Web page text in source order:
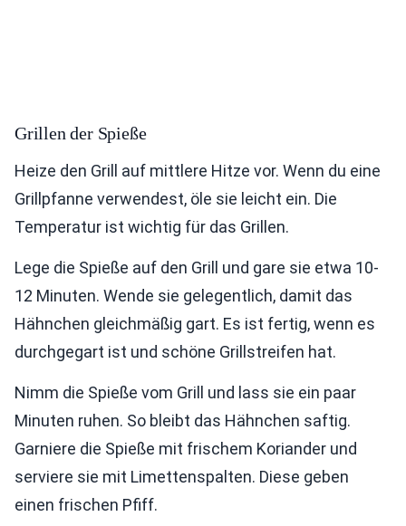
Grillen der Spieße
Heize den Grill auf mittlere Hitze vor. Wenn du eine
Grillpfanne verwendest, öle sie leicht ein. Die
Temperatur ist wichtig für das Grillen.
Lege die Spieße auf den Grill und gare sie etwa 10-
12 Minuten. Wende sie gelegentlich, damit das
Hähnchen gleichmäßig gart. Es ist fertig, wenn es
durchgegart ist und schöne Grillstreifen hat.
Nimm die Spieße vom Grill und lass sie ein paar
Minuten ruhen. So bleibt das Hähnchen saftig.
Garniere die Spieße mit frischem Koriander und
serviere sie mit Limettenspalten. Diese geben
einen frischen Pfiff.